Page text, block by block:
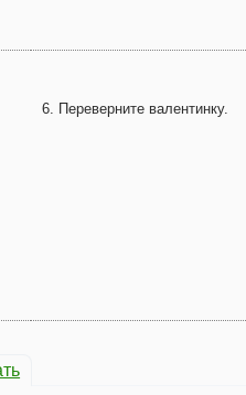
6. Переверните валентинку.